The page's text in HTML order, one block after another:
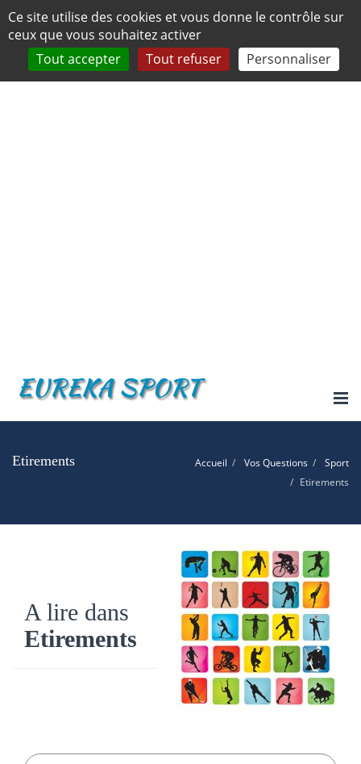
Etirements Accueil Vos Questions
Sport
Etirements
A lire dans
Etirements
Panneau de gestion des cookies
Ce site utilise des cookies et vous donne le contrôle sur
ceux que vous souhaitez activer
Tout accepter
Tout refuser Personnaliser